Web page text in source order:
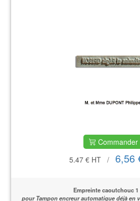
Commander
5.47 € HT/ 6,56
Empreinte caoutchouc
pour Tampon encreur automatique déjà en